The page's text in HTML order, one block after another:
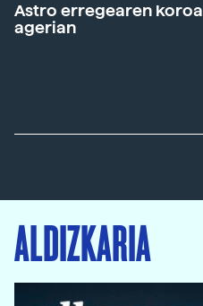
Astro erregearen koroa
agerian
ALDIZKARIA